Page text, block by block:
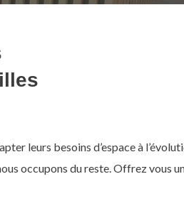
leurs besoins d’espace à
occupons du reste. Offrez vous